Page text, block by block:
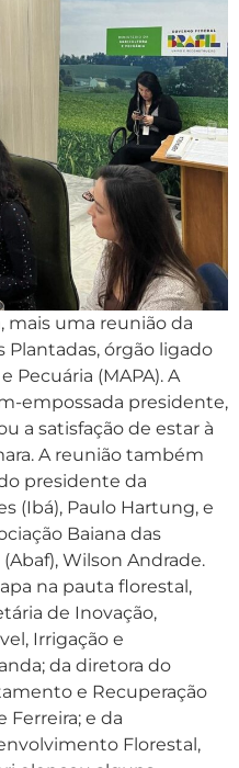
mais uma reunião da
Plantadas, órgão ligado
Pecuária (MAPA). A
empossada presidente,
a satisfação de estar à
A reunião também
presidente da
(Ibá), Paulo Hartung, e
Baiana das
Wilson Andrade.
na pauta florestal,
de Inovação,
Irrigação e
da diretora do
e Recuperação
Ferreira; e da
Florestal,